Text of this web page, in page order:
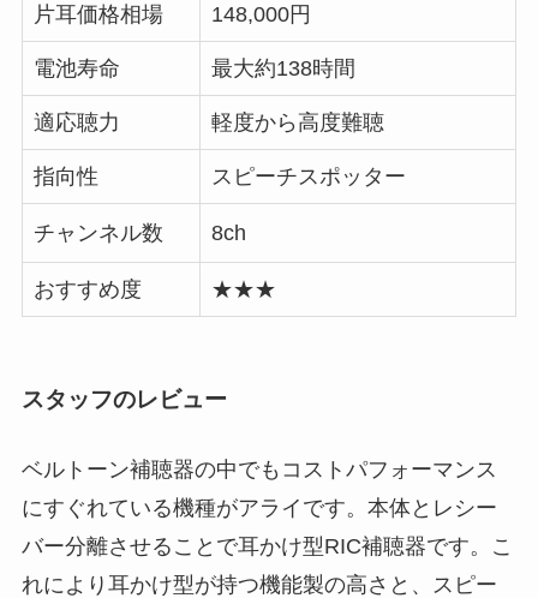
片耳価格相場 148,000円
電池寿命 最大約138時間
適応聴力 軽度から高度難聴
指向性 スピーチスポッター
チャンネル数 8ch
おすすめ度 ★★★
スタッフのレビュー
ベルトーン補聴器の中でもコストパフォーマンス
にすぐれている機種がアライです。本体とレシー
バー分離させることで耳かけ型RIC補聴器です。こ
れにより耳かけ型が持つ機能製の高さと、スピー